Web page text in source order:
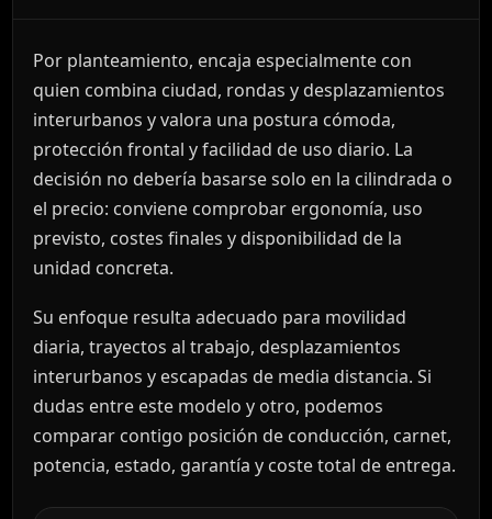
Por planteamiento, encaja especialmente con
quien combina ciudad, rondas y desplazamientos
interurbanos y valora una postura cómoda,
protección frontal y facilidad de uso diario. La
decisión no debería basarse solo en la cilindrada o
el precio: conviene comprobar ergonomía, uso
previsto, costes finales y disponibilidad de la
unidad concreta.
Su enfoque resulta adecuado para movilidad
diaria, trayectos al trabajo, desplazamientos
interurbanos y escapadas de media distancia. Si
dudas entre este modelo y otro, podemos
comparar contigo posición de conducción, carnet,
potencia, estado, garantía y coste total de entrega.